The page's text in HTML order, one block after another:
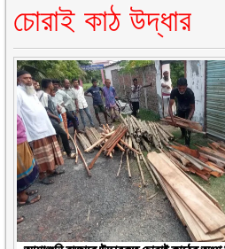
চোরাই কাঠ উদ্ধার